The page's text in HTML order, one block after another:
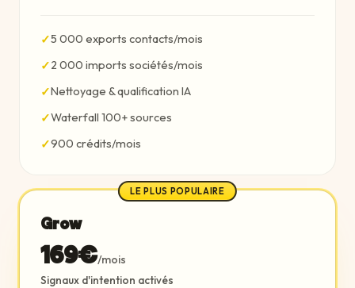
✓5 000 exports contacts/mois
✓2 000 imports sociétés/mois
✓Nettoyage & qualification IA
✓Waterfall 100+ sources
✓900 crédits/mois
LE PLUS POPULAIRE
Grow
169€/mois
Signaux d'intention activés